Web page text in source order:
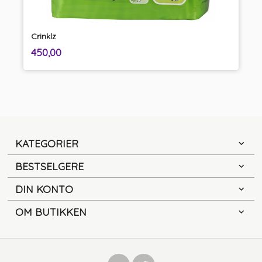
Crinklz
Pris
450,00mva.
KATEGORIER
BESTSELGERE
DIN KONTO
OM BUTIKKEN